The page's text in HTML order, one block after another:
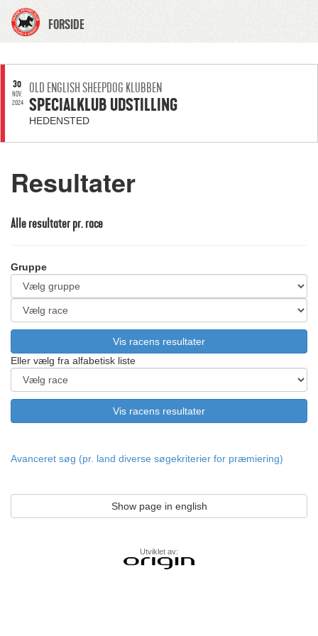
FORSIDE
30
NOV.
2024
OLD ENGLISH SHEEPDOG KLUBBEN
SPECIALKLUB UDSTILLING
HEDENSTED
Resultater
Alle resultater pr. race
Gruppe
Eller vælg fra alfabetisk liste
Avanceret søg (pr. land diverse søgekriterier for præmiering)
Show page in english
Utviklet av: